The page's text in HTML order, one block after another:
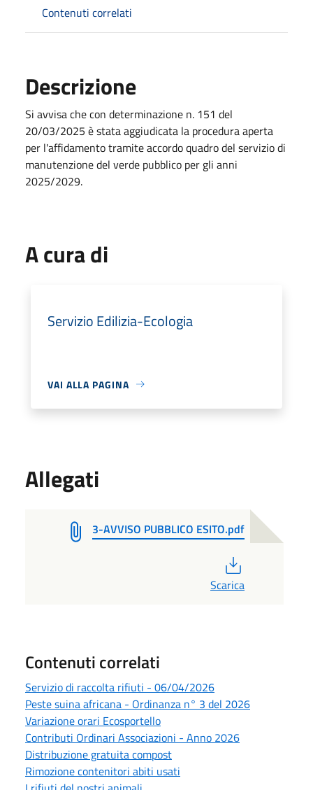
Contenuti correlati
Descrizione
Si avvisa che con determinazione n. 151 del
20/03/2025 è stata aggiudicata la procedura aperta
per l'affidamento tramite accordo quadro del servizio di
manutenzione del verde pubblico per gli anni
2025/2029.
A cura di
Servizio Edilizia-Ecologia
VAI ALLA PAGINA
Allegati
3-AVVISO PUBBLICO ESITO.pdf
Scarica
Contenuti correlati
Servizio di raccolta rifiuti - 06/04/2026
Peste suina africana - Ordinanza n° 3 del 2026
Variazione orari Ecosportello
Contributi Ordinari Associazioni - Anno 2026
Distribuzione gratuita compost
Rimozione contenitori abiti usati